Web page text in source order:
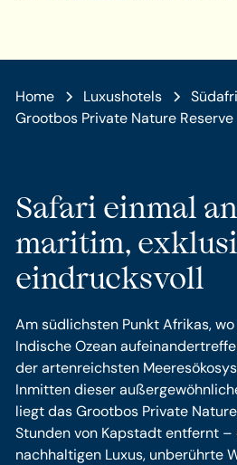
Home Luxushotels
Grootbos Private Nature Reserve
Safari einmal
maritim,
eindrucksvoll
Am südlichsten Punkt Afrikas,
Indische Ozean
der artenreichsten
Inmitten dieser
liegt das Grootbos Private
Stunden von Kapstadt entfernt –
nachhaltigen Luxus, unberührte